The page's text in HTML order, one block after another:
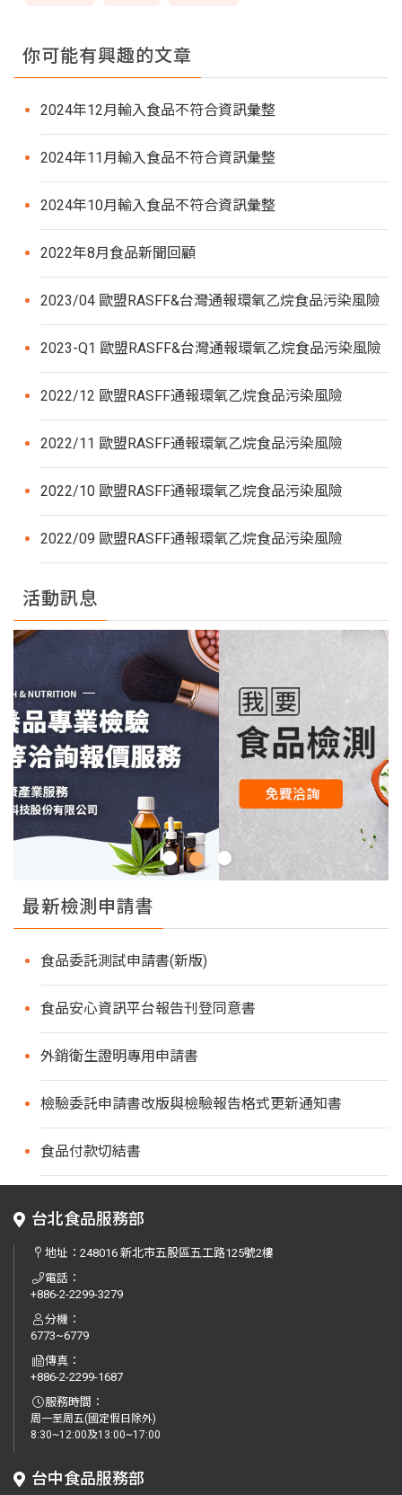
你可能有興趣的文章
2024年12月輸入食品不符合資訊彙整
2024年11月輸入食品不符合資訊彙整
2024年10月輸入食品不符合資訊彙整
2022年8月食品新聞回顧
2023/04 歐盟RASFF&台灣通報環氧乙烷食品污染風險
2023-Q1 歐盟RASFF&台灣通報環氧乙烷食品污染風險
2022/12 歐盟RASFF通報環氧乙烷食品污染風險
2022/11 歐盟RASFF通報環氧乙烷食品污染風險
2022/10 歐盟RASFF通報環氧乙烷食品污染風險
2022/09 歐盟RASFF通報環氧乙烷食品污染風險
活動訊息
最新檢測申請書
食品委託測試申請書(新版)
食品安心資訊平台報告刊登同意書
外銷衛生證明專用申請書
檢驗委託申請書改版與檢驗報告格式更新通知書
食品付款切結書
台北食品服務部
地址：248016 新北市五股區五工路125號2樓
電話：
+886-2-2299-3279
分機：
6773~6779
傳真：
+886-2-2299-1687
服務時間：
周一至周五(國定假日除外)
8:30~12:00及13:00~17:00
台中食品服務部